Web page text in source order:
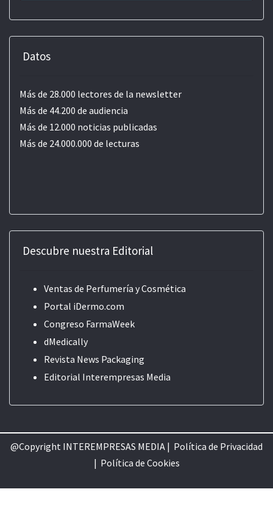
Datos
Más de 28.000 lectores de la newsletter
Más de 44.200 de audiencia
Más de 12.000 noticias publicadas
Más de 24.000.000 de lecturas
Descubre nuestra Editorial
Ventas de Perfumería y Cosmética
Portal iDermo.com
Congreso FarmaWeek
dMedically
Revista News Packaging
Editorial Interempresas Media
@Copyright INTEREMPRESAS MEDIA | Política de Privacidad
| Política de Cookies